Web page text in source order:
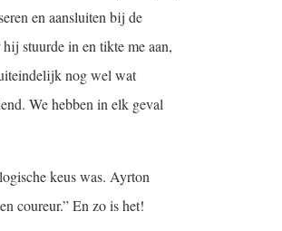
en aansluiten bij de
stuurde in en tikte me aan,
nog wel wat
We hebben in elk geval
keus was. Ayrton
coureur.” En zo is het!